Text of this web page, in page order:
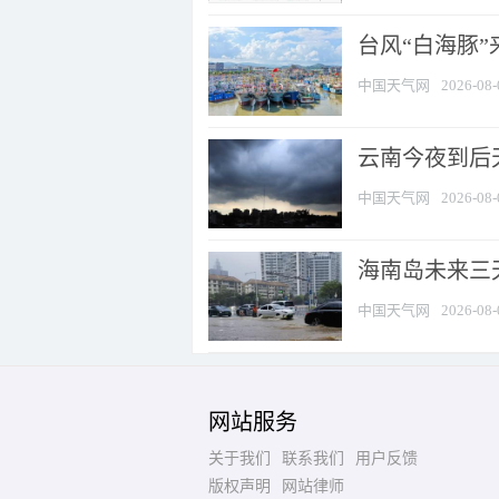
台风“白海豚
中国天气网 2026-
云南今夜到后
中国天气网 2026-
海南岛未来
中国天气网 2026-
网站服务
关于我们 联系我们
用户反馈
版权声明
网站律师